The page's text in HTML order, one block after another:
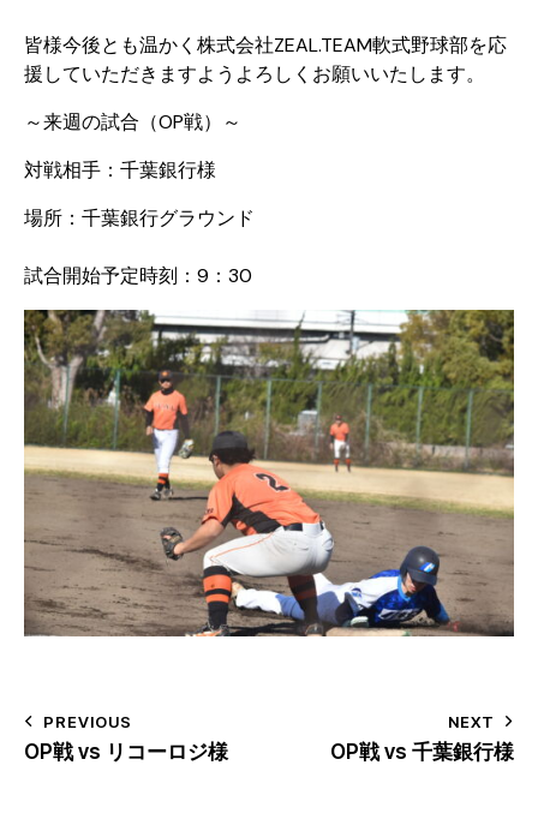
皆様今後とも温かく株式会社ZEAL.TEAM軟式野球部を応
援していただきますようよろしくお願いいたします。
～来週の試合（OP戦）～
対戦相手：千葉銀行様
場所：千葉銀行グラウンド
試合開始予定時刻：9：30
PREVIOUS
OP戦 vs リコーロジ様
NEXT
OP戦 vs 千葉銀行様